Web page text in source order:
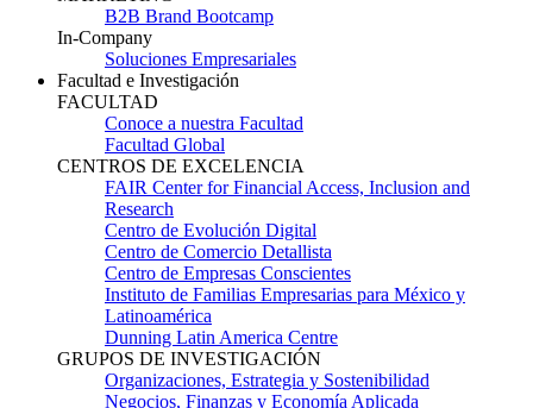
B2B Brand Bootcamp
In-Company
Soluciones Empresariales
Facultad e Investigación
FACULTAD
Conoce a nuestra Facultad
Facultad Global
CENTROS DE EXCELENCIA
FAIR Center for Financial Access, Inclusion and
Research
Centro de Evolución Digital
Centro de Comercio Detallista
Centro de Empresas Conscientes
Instituto de Familias Empresarias para México y
Latinoamérica
Dunning Latin America Centre
GRUPOS DE INVESTIGACIÓN
Organizaciones, Estrategia y Sostenibilidad
Negocios, Finanzas y Economía Aplicada